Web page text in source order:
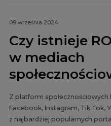
09 września 2024
Czy istnieje
w mediach
Z platform społecznościowych
Facebook, Instagram, Tik Tok,
z najbardziej popularnych